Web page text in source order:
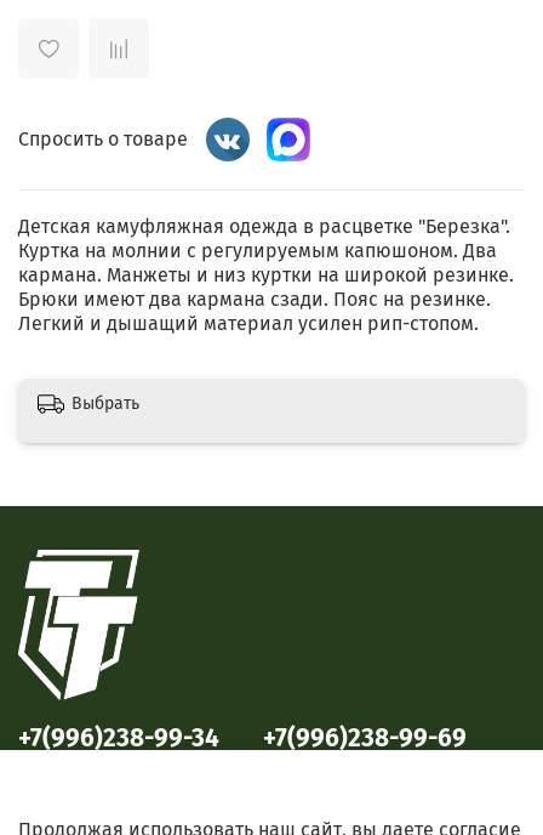
Спросить о товаре
Детская камуфляжная одежда в расцветке "Березка".
Куртка на молнии с регулируемым капюшоном. Два
кармана. Манжеты и низ куртки на широкой резинке.
Брюки имеют два кармана сзади. Пояс на резинке.
Легкий и дышащий материал усилен рип-стопом.
Выбрать
+7(996)238-99-34 +7(996)238-99-69
Продолжая использовать наш сайт, вы даете согласие